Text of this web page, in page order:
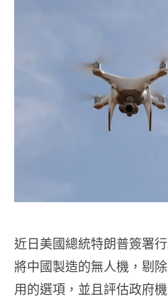
近日美國總統特朗普簽署
將中國製造的無人機，剔
用的選項，並且評估政府